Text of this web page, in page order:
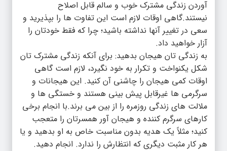
آوردن زندگی مشترک خوب و سالم قابل اصلاح
نیستند.گاهی اوقات لازم است این تفاوت ها را بپذیرید و
سعی در تغییر آنها نداشته باشید؛ چرا که فقط خودتان را
آزار خواهید داد.
به زندگی تان هیجان بدهید: برای آنکه زندگی مشترک تان
شکل یکنواخت و تکرار به خود نگیرد، لازم است گاهی
اوقات کمی هیجان را چاشنی آن کنید. این هیجانات و
سرگرمی ها غیرقابل پیش بینی هستند و خستگی ها و
ملالت های زندگی روزمره را از بین می برند.با انجام برخی
کارهای سرگرم کننده و هیجان آور همسرتان را متعجب
کنید؛ مثلاً یک هدیه بدون مناسبت خاص به او بدهید و یا
هر کار مثبت دیگری که انتظارش را ندارد. انجام دهید.‌